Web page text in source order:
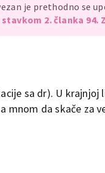
je prethodno se
2. članka 94.
sa dr). U krajnjoj
mnom da skače za